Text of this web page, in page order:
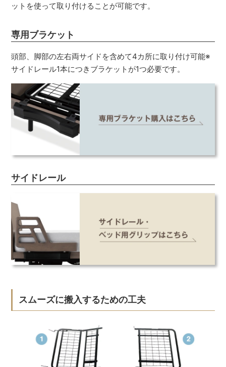
ットを使って取り付けることが可能です。
専用ブラケット
頭部、脚部の左右両サイドを含めて4カ所に取り付け可能※
サイドレール1本につきブラケットが1つ必要です。
サイドレール
スムーズに搬入するための工夫